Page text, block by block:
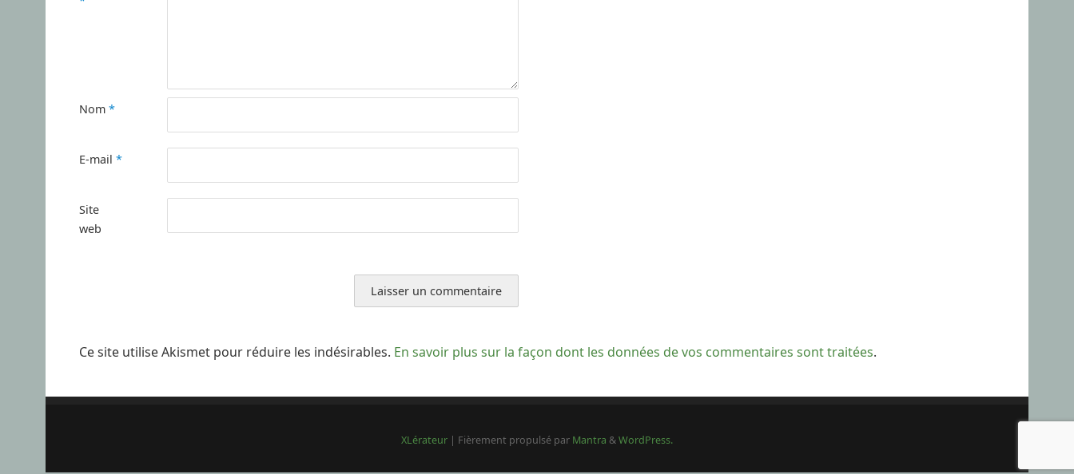
Nom *
E-mail *
Site
web
Ce site utilise Akismet pour réduire les indésirables. En savoir plus sur la façon dont les données de vos commentaires sont traitées.
XLérateur | Fièrement propulsé par Mantra &WordPress.